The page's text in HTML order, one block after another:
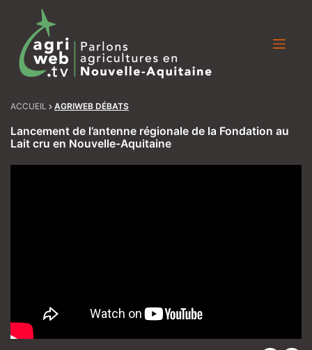
ACCUEIL AGRIWEB DÉBATS
Lancement de l’antenne régionale de la Fondation au
Lait cru en Nouvelle-Aquitaine